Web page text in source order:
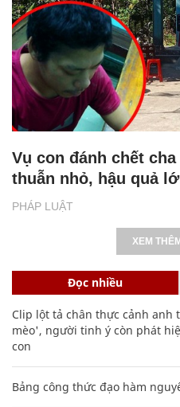
PHÁP LUẬT
Vụ con đánh chết
thuẫn nhỏ, hậu quả
XEM
Đọc nhiều
Clip lột tả chân thực cảnh anh
mèo', người tinh ý còn phát
con
Bảng công thức đạo hàm